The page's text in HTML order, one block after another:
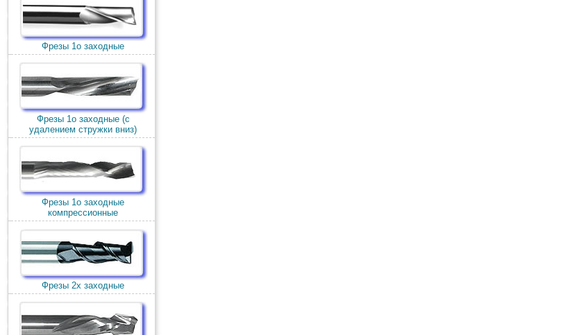
Фрезы 1о заходные
Фрезы 1о заходные (c
удалением стружки вниз)
Фрезы 1о заходные
компрессионные
Фрезы 2х заходные